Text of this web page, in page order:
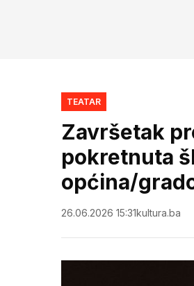
TEATAR
Završetak
pokretnuta
općina/
26.06.2026 15:31kultura.ba